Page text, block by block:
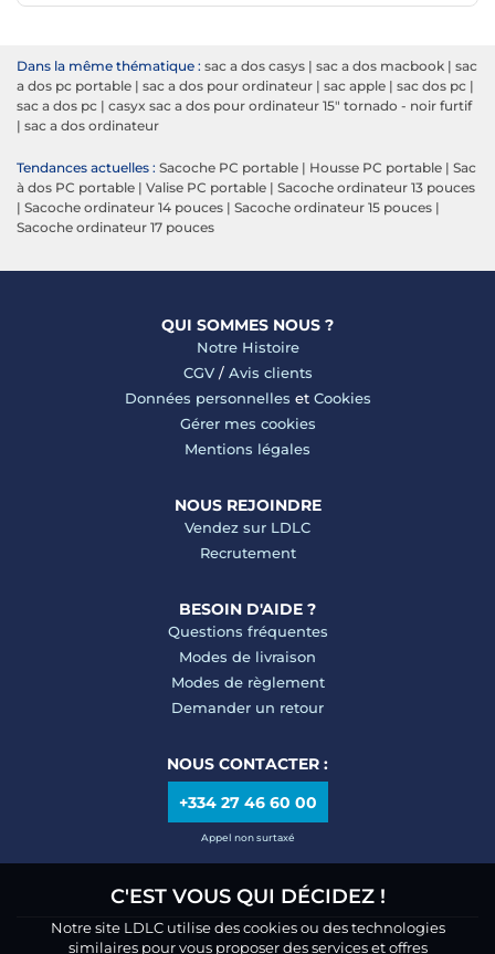
Dans la même thématique : sac a dos casys | sac a dos macbook | sac
a dos pc portable | sac a dos pour ordinateur | sac apple | sac dos pc |
sac a dos pc | casyx sac a dos pour ordinateur 15" tornado - noir furtif
| sac a dos ordinateur
Tendances actuelles : Sacoche PC portable | Housse PC portable | Sac
à dos PC portable | Valise PC portable | Sacoche ordinateur 13 pouces
| Sacoche ordinateur 14 pouces | Sacoche ordinateur 15 pouces |
Sacoche ordinateur 17 pouces
QUI SOMMES NOUS ?
Notre Histoire
CGV/ Avis clients
Données personnelles et Cookies
Gérer mes cookies
Mentions légales
NOUS REJOINDRE
Vendez sur LDLC
Recrutement
BESOIN D'AIDE ?
Questions fréquentes
Modes de livraison
Modes de règlement
Demander un retour
NOUS CONTACTER :
+334 27 46 60 00
Appel non surtaxé
C'EST VOUS QUI DÉCIDEZ !
Notre site LDLC utilise des cookies ou des technologies
similaires pour vous proposer des services et offres